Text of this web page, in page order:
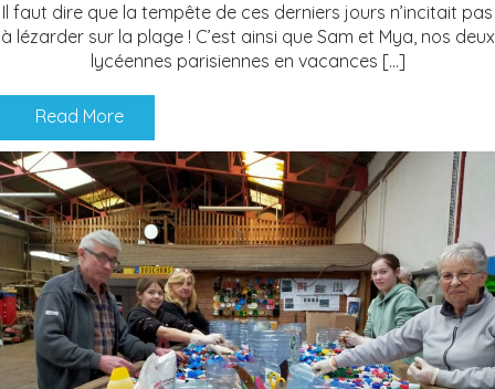
Il faut dire que la tempête de ces derniers jours n’incitait pas
à lézarder sur la plage ! C’est ainsi que Sam et Mya, nos deux
lycéennes parisiennes en vacances […]
Read More